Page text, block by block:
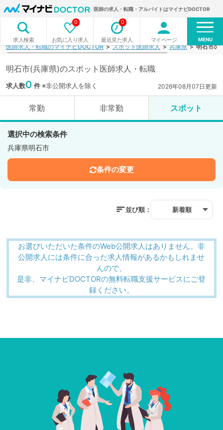
医師の求人・転職・アルバイトはマイナビDOCTOR
求人検索 お気に入り求人
0
最近見た求人
0
マイページ MENU
医師求人・転職のマイナビDOCTOR スポット医師求人 兵庫県 明石市の
明石市(兵庫県)のスポット医師求人・転職
求人数0 件※非公開求人を除く 2026年08月07日更新
常勤 非常勤 スポット
選択中の検索条件
兵庫県明石市
条件の変更
並び順： 新着順
お選びいただいた条件のWeb公開求人はありません。非
公開求人には条件に合った求人情報があるかもしれませ
んので、
是非、マイナビDOCTORの無料転職支援サービスにご登
録ください。